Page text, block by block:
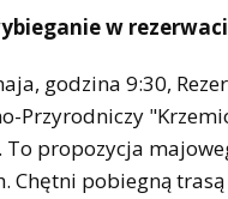
w
godzina 9:30,
Przyrodniczy
propozycja
Chętni pobiegną